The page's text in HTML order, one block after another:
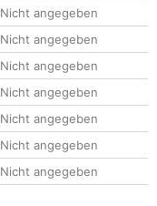
Nicht angegeben
Nicht angegeben
Nicht angegeben
Nicht angegeben
Nicht angegeben
Nicht angegeben
Nicht angegeben